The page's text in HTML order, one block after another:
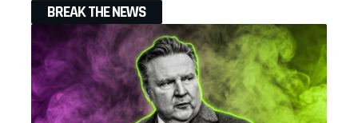
BREAK THE NEWS